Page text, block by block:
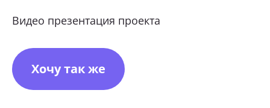
Видео презентация проекта
Хочу так же
ОТПРАВИТЬ
Нажимая кнопку «Отправить», я даю свое согласие
на обработку моих персональных данных, в соответствии с
Федеральным законом от 27.07.2006 года № 152-ФЗ
«О персональных данных», на условиях и для целей,